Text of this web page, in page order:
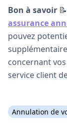
Bon à savoir
assurance
pouvez
concernant
service client
Annulation de